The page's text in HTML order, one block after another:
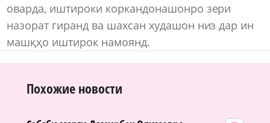
оварда, иштироки коркандонашонро зери
назорат гиранд ва шахсан худашон низ дар ин
машқҳо иштирок намоянд.
Похожие новости